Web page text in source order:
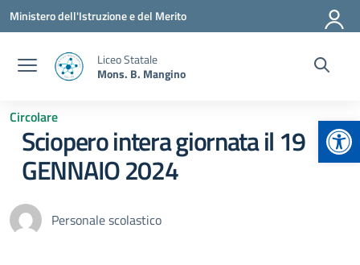
Vai ai contenuti
Vai al menu di navigazione
Vai al footer
Ministero dell'Istruzione e del Merito
Liceo Statale
Mons. B. Mangino
Circolare
Sciopero intera giornata il 19
GENNAIO 2024
Personale scolastico